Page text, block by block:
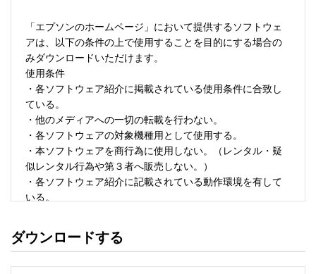
「エプソンのホームページ」において提供するソフトウェ
アは、以下の条件の上で使用することを目的にする場合の
みダウンロードいただけます。
使用条件
・各ソフトウェア紹介に掲載されている使用条件に合致し
ている。
・他のメディアへの一切の転載を行わない。
・各ソフトウェアの対象機種用として使用する。
・本ソフトウェアを商行為に使用しない。（レンタル・疑
似レンタル行為や第３者へ販売しない。）
・各ソフトウェア紹介に記載されている動作環境を有して
いる。
・ソフトウェアを改変、またはリバースエンジニアリング
ダウンロードする